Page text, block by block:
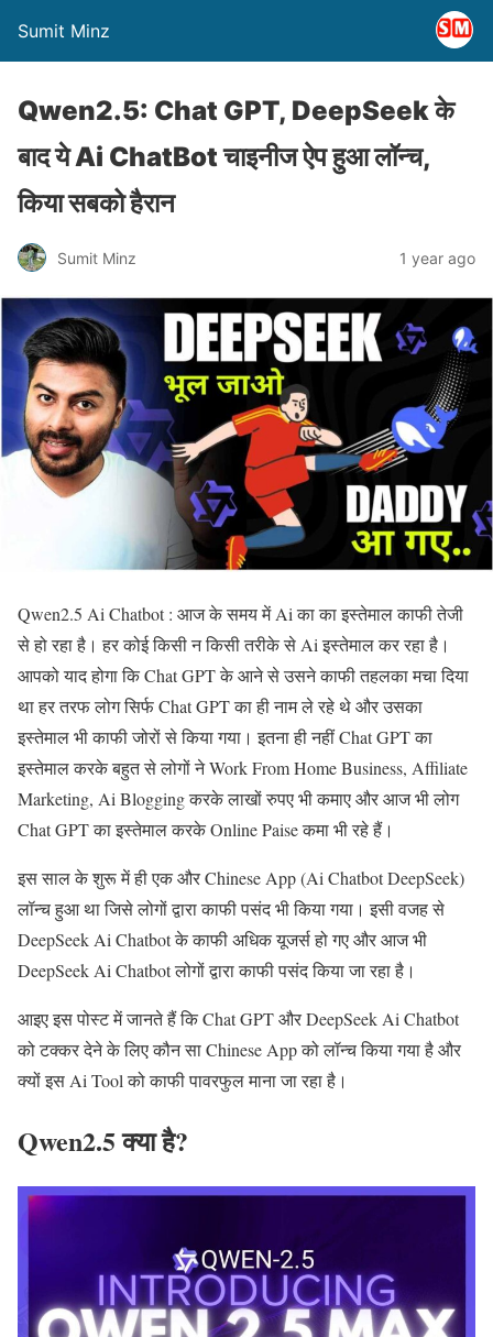
Sumit Minz
Qwen2.5: Chat GPT, DeepSeek के
बाद ये Ai ChatBot चाइनीज ऐप हुआ लॉन्च,
किया सबको हैरान
Sumit Minz 1 year ago
Qwen2.5 Ai Chatbot : आज के समय में Ai का का इस्तेमाल काफी तेजी
से हो रहा है। हर कोई किसी न किसी तरीके से Ai इस्तेमाल कर रहा है।
आपको याद होगा कि Chat GPT के आने से उसने काफी तहलका मचा दिया
था हर तरफ लोग सिर्फ Chat GPT का ही नाम ले रहे थे और उसका
इस्तेमाल भी काफी जोरों से किया गया। इतना ही नहीं Chat GPT का
इस्तेमाल करके बहुत से लोगों ने Work From Home Business, Affiliate
Marketing, Ai Blogging करके लाखों रुपए भी कमाए और आज भी लोग
Chat GPT का इस्तेमाल करके Online Paise कमा भी रहे हैं।
इस साल के शुरू में ही एक और Chinese App (Ai Chatbot DeepSeek)
लॉन्च हुआ था जिसे लोगों द्वारा काफी पसंद भी किया गया। इसी वजह से
DeepSeek Ai Chatbot के काफी अधिक यूजर्स हो गए और आज भी
DeepSeek Ai Chatbot लोगों द्वारा काफी पसंद किया जा रहा है।
आइए इस पोस्ट में जानते हैं कि Chat GPT और DeepSeek Ai Chatbot
को टक्कर देने के लिए कौन सा Chinese App को लॉन्च किया गया है और
क्यों इस Ai Tool को काफी पावरफुल माना जा रहा है।
Qwen2.5 क्या है?